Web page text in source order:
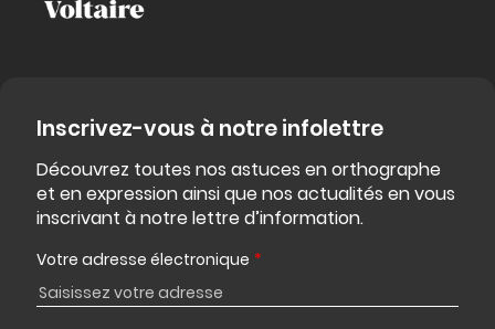
Inscrivez-vous à notre infolettre
Découvrez toutes nos astuces en orthographe
et en expression ainsi que nos actualités en vous
inscrivant à notre lettre d’information.
Votre adresse électronique *